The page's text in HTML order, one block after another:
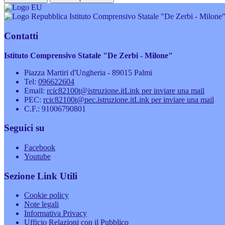
Istituto Comprensivo Statale "De Zerbi - Milone"
Contatti
Istituto Comprensivo Statale "De Zerbi - Milone"
Piazza Martiri d'Ungheria - 89015 Palmi
Tel: 096622604
Email: rcic82100t@istruzione.itLink per inviare una mail
PEC: rcic82100t@pec.istruzione.itLink per inviare una mail
C.F.: 91006790801
Seguici su
Facebook
Youtube
Sezione Link Utili
Cookie policy
Note legali
Informativa Privacy
Ufficio Relazioni con il Pubblico